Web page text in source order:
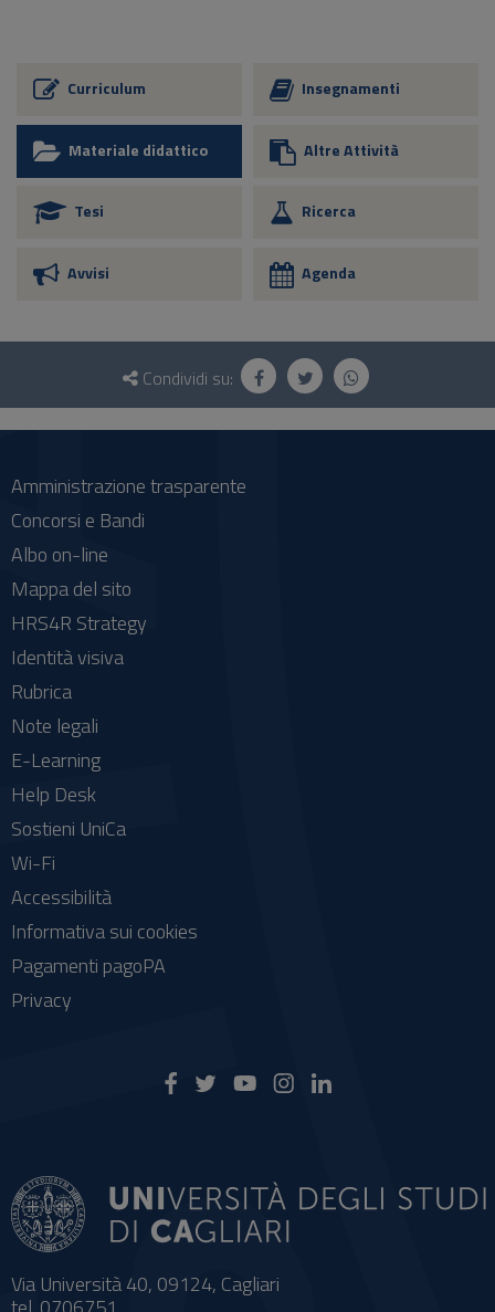
Curriculum Insegnamenti
Materiale didattico Altre Attività
Tesi Ricerca
Avvisi Agenda
Questionario
social
Condividi su:
Via Università 40, 09124, Cagliari
Amministrazione trasparente
Concorsi e Bandi
Albo on-line
Mappa del sito
HRS4R Strategy
Identità visiva
Rubrica
Note legali
E-Learning
Help Desk
Sostieni UniCa
Wi-Fi
Accessibilità
Informativa sui cookies
Pagamenti pagoPA
Privacy